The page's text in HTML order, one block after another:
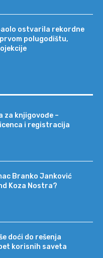
ostvarila rekordne
polugodištu,
za knjigovođe –
i registracija
Branko Janković
Koza Nostra?
doći do rešenja
korisnih saveta